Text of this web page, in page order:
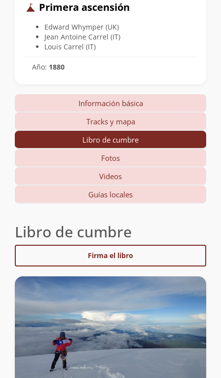
Primera ascensión
Edward Whymper (UK)
Jean Antoine Carrel (IT)
Louis Carrel (IT)
Año: 1880
Información básica
Tracks y mapa
Libro de cumbre
Fotos
Videos
Guías locales
Libro de cumbre
Firma el libro